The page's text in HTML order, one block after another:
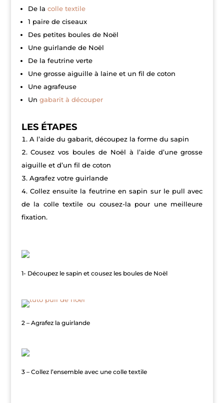
De la colle textile
1 paire de ciseaux
Des petites boules de Noël
Une guirlande de Noël
De la feutrine verte
Une grosse aiguille à laine et un fil de coton
Une agrafeuse
Un gabarit à découper
LES ÉTAPES
A l’aide du gabarit, découpez la forme du sapin
Cousez vos boules de Noël à l’aide d’une grosse
aiguille et d’un fil de coton
Agrafez votre guirlande
Collez ensuite la feutrine en sapin sur le pull avec
de la colle textile ou cousez-la pour une meilleure
fixation.
1- Découpez le sapin et cousez les boules de Noël
2 – Agrafez la guirlande
3 – Collez l’ensemble avec une colle textile